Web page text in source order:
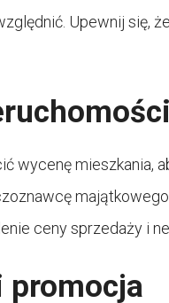
Upewnij się,
wycenę mieszkania,
ceny sprzedaży i
promocja